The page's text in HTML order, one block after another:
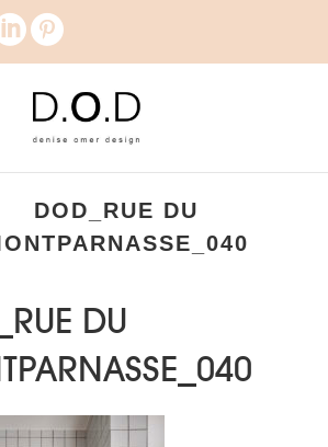
DOD_RUE DU
DU